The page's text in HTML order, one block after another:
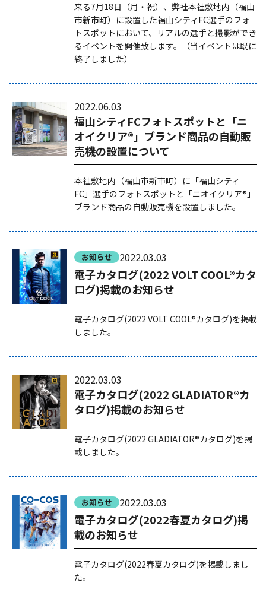
来る7月18日（月・祝）、弊社本社敷地内（福山
市新市町）に設置した福山シティFC選手のフォ
トスポットにおいて、リアルの選手と撮影ができ
るイベントを開催致します。（当イベントは既に
終了しました）
2022.06.03
福山シティFCフォトスポットと「ニ
オイクリア®」ブランド商品の自動販
売機の設置について
本社敷地内（福山市新市町）に「福山シティ
FC」選手のフォトスポットと「ニオイクリア®」
ブランド商品の自動販売機を設置しました。
お知らせ 2022.03.03
電子カタログ(2022 VOLT COOL®カタ
ログ)掲載のお知らせ
電子カタログ(2022 VOLT COOL®カタログ)を掲載
しました。
2022.03.03
電子カタログ(2022 GLADIATOR®カ
タログ)掲載のお知らせ
電子カタログ(2022 GLADIATOR®カタログ)を掲
載しました。
お知らせ 2022.03.03
電子カタログ(2022春夏カタログ)掲
載のお知らせ
電子カタログ(2022春夏カタログ)を掲載しまし
た。